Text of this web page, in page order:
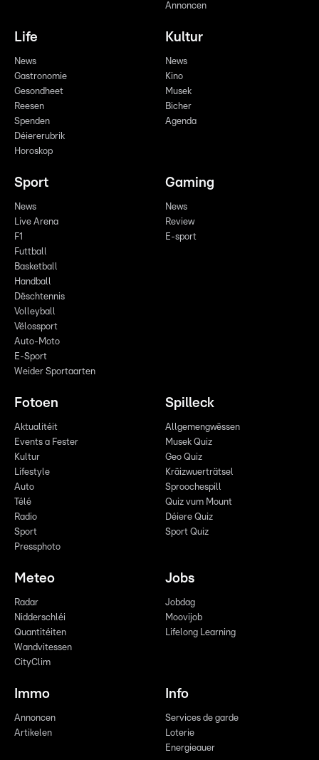
Annoncen
Life
News
Gastronomie
Gesondheet
Reesen
Spenden
Déiererubrik
Horoskop
Kultur
News
Kino
Musek
Bicher
Agenda
Sport
News
Live Arena
F1
Futtball
Basketball
Handball
Dëschtennis
Volleyball
Vëlossport
Auto-Moto
E-Sport
Weider Sportaarten
Gaming
News
Review
E-sport
Fotoen
Aktualitéit
Events a Fester
Kultur
Lifestyle
Auto
Télé
Radio
Sport
Pressphoto
Spilleck
Allgemengwëssen
Musek Quiz
Geo Quiz
Kräizwuerträtsel
Sproochespill
Quiz vum Mount
Déiere Quiz
Sport Quiz
Meteo
Radar
Nidderschléi
Quantitéiten
Wandvitessen
CityClim
Jobs
Jobdag
Moovijob
Lifelong Learning
Immo
Annoncen
Artikelen
Info
Services de garde
Loterie
Energieauer